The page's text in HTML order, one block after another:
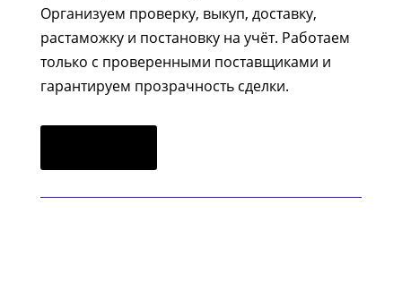
Организуем проверку, выкуп, доставку,
растаможку и постановку на учёт. Работаем
только с проверенными поставщиками и
гарантируем прозрачность сделки.